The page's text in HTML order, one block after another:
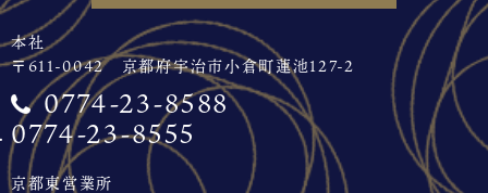
本社
〒611-0042 京都府宇治市小倉町蓮池127-2
0774-23-8588
0774-23-8555
京都東営業所